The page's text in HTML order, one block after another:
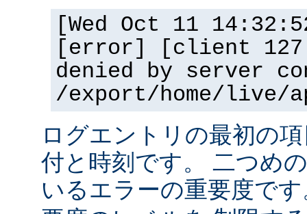
[Wed Oct 11
[error] [client
denied by server
/export/home/live/
ログエントリの最初の
付と時刻です。 二つめ
いるエラーの重要度で